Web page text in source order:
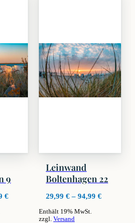
9
€Preisspanne:
Leinwand
Boltenhagen 22
29,99 € – 94,99 €
Enthält 19% MwSt.
zzgl. Versand